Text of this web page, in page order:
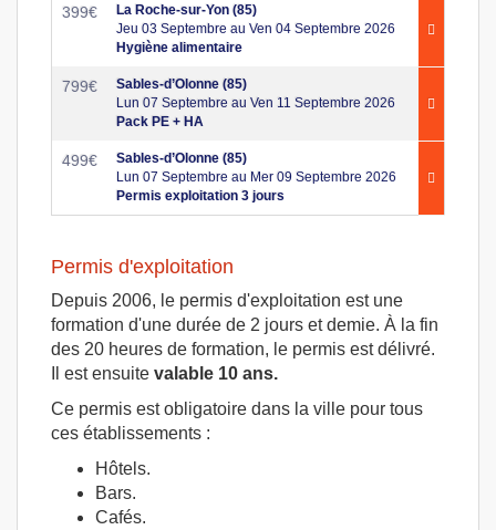
399€
La Roche-sur-Yon (85)
Jeu 03 Septembre au Ven 04 Septembre 2026
Hygiène alimentaire
799€
Sables-d’Olonne (85)
Lun 07 Septembre au Ven 11 Septembre 2026
Pack PE + HA
499€
Sables-d’Olonne (85)
Lun 07 Septembre au Mer 09 Septembre 2026
Permis exploitation 3 jours
Permis d'exploitation
Depuis 2006, le permis d'exploitation est une
formation d'une durée de 2 jours et demie. À la fin
des 20 heures de formation, le permis est délivré.
Il est ensuite valable 10 ans.
Ce permis est obligatoire dans la ville pour tous
ces établissements :
Hôtels.
Bars.
Cafés.